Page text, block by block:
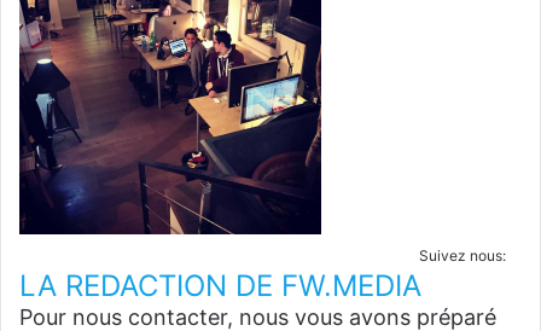
Suivez nous:
LA REDACTION DE FW.MEDIA
Pour nous contacter, nous vous avons préparé